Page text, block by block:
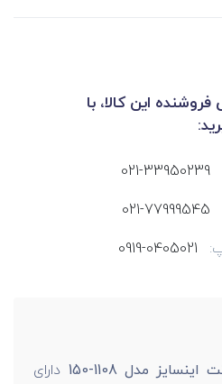
این کالا، با
021-33950239
021-77999545
0919-0405021
دارای